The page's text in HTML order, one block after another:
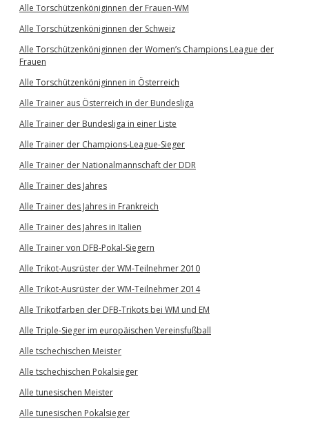
Alle Torschützenköniginnen der Frauen-WM
Alle Torschützenköniginnen der Schweiz
Alle Torschützenköniginnen der Women’s Champions League der
Frauen
Alle Torschützenköniginnen in Österreich
Alle Trainer aus Österreich in der Bundesliga
Alle Trainer der Bundesliga in einer Liste
Alle Trainer der Champions-League-Sieger
Alle Trainer der Nationalmannschaft der DDR
Alle Trainer des Jahres
Alle Trainer des Jahres in Frankreich
Alle Trainer des Jahres in Italien
Alle Trainer von DFB-Pokal-Siegern
Alle Trikot-Ausrüster der WM-Teilnehmer 2010
Alle Trikot-Ausrüster der WM-Teilnehmer 2014
Alle Trikotfarben der DFB-Trikots bei WM und EM
Alle Triple-Sieger im europäischen Vereinsfußball
Alle tschechischen Meister
Alle tschechischen Pokalsieger
Alle tunesischen Meister
Alle tunesischen Pokalsieger